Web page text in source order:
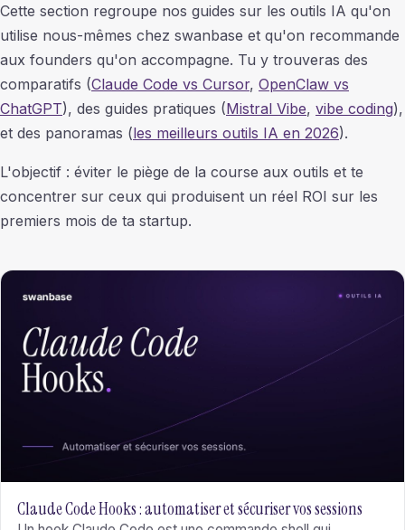
Cette section regroupe nos guides sur les outils IA qu'on
utilise nous-mêmes chez swanbase et qu'on recommande
aux founders qu'on accompagne. Tu y trouveras des
comparatifs (Claude Code vs Cursor, OpenClaw vs
ChatGPT), des guides pratiques (Mistral Vibe, vibe coding),
et des panoramas (les meilleurs outils IA en 2026).
L'objectif : éviter le piège de la course aux outils et te
concentrer sur ceux qui produisent un réel ROI sur les
premiers mois de ta startup.
Claude Code Hooks : automatiser et sécuriser vos sessions